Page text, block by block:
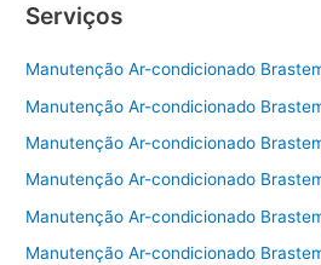
c
e
b
o
o
k
itt
er l
e
Serviços
Manutenção Ar-condicionado
Manutenção Ar-condicionado
Manutenção Ar-condicionado
Manutenção Ar-condicionado
Manutenção Ar-condicionado
Manutenção Ar-condicionado